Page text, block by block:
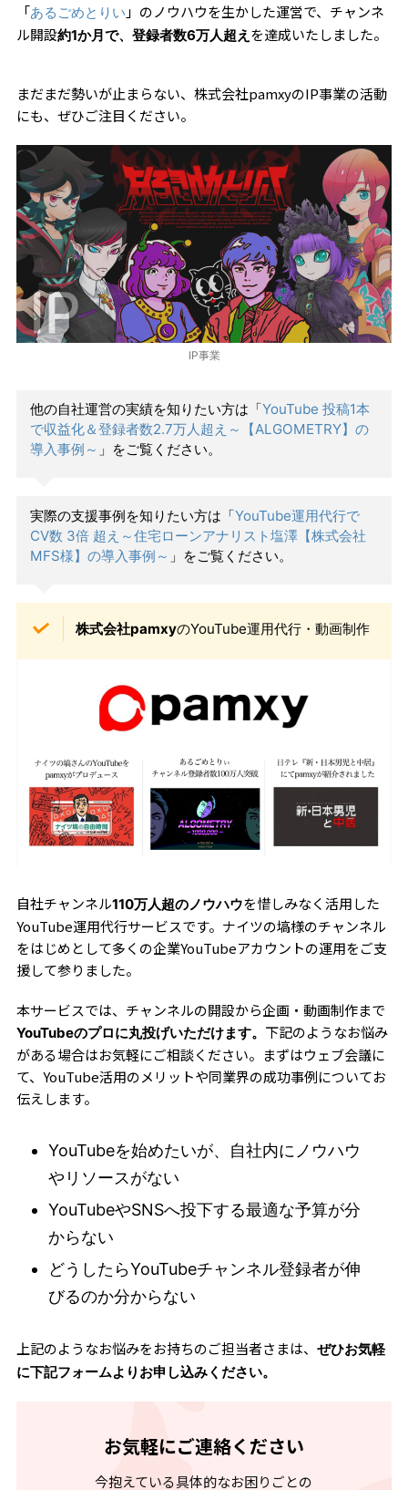
「あるごめとりい 」のノウハウを生かした運営で、チャンネ
ル開設約1か月で、登録者数6万人超え を達成いたしました。
まだまだ勢いが止まらない、株式会社pamxyのIP事業の活動
にも、ぜひご注目ください。
IP事業
他の自社運営の実績を知りたい方は「YouTube 投稿1本
で収益化＆登録者数2.7万人超え～【ALGOMETRY】の
導入事例～ 」をご覧ください。
実際の支援事例を知りたい方は「YouTube運用代行で
CV数 3倍 超え～住宅ローンアナリスト塩澤【株式会社
MFS様】の導入事例～ 」をご覧ください。
株式会社pamxyのYouTube運用代行・動画制作
自社チャンネル110万人超のノウハウを惜しみなく活用した
YouTube運用代行サービスです。ナイツの塙様のチャンネル
をはじめとして多くの企業YouTubeアカウントの運用をご支
援して参りました。
本サービスでは、チャンネルの開設から企画・動画制作まで
YouTubeのプロに丸投げいただけます。 下記のようなお悩み
がある場合はお気軽にご相談ください。まずはウェブ会議に
て、YouTube活用のメリットや同業界の成功事例についてお
伝えします。
YouTubeを始めたいが、自社内にノウハウ
やリソースがない
YouTubeやSNSへ投下する最適な予算が分
からない
どうしたらYouTubeチャンネル登録者が伸
びるのか分からない
上記のようなお悩みをお持ちのご担当者さまは、 ぜひお気軽
に下記フォームよりお申し込みください。
お気軽にご連絡ください
今抱えている具体的なお困りごとの